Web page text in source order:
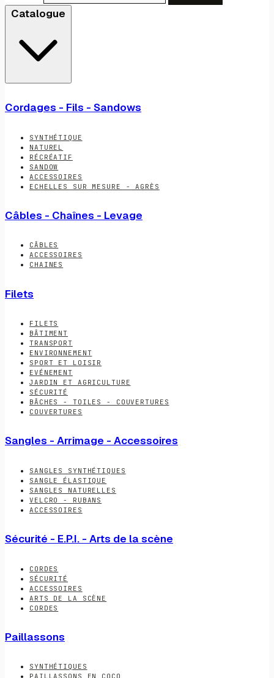
Catalogue
Cordages - Fils - Sandows
SYNTHÉTIQUE
NATUREL
RÉCRÉATIF
SANDOW
ACCESSOIRES
ECHELLES SUR MESURE - AGRÈS
Câbles - Chaînes - Levage
CÂBLES
ACCESSOIRES
CHAINES
Filets
FILETS
BÂTIMENT
TRANSPORT
ENVIRONNEMENT
SPORT ET LOISIR
EVÉNEMENT
JARDIN ET AGRICULTURE
SÉCURITÉ
BÂCHES - TOILES - COUVERTURES
COUVERTURES
Sangles - Arrimage - Accessoires
SANGLES SYNTHÉTIQUES
SANGLE ÉLASTIQUE
SANGLES NATURELLES
VELCRO - RUBANS
ACCESSOIRES
Sécurité - E.P.I. - Arts de la scène
CORDES
SÉCURITÉ
ACCESSOIRES
ARTS DE LA SCÈNE
CORDES
Paillassons
SYNTHÉTIQUES